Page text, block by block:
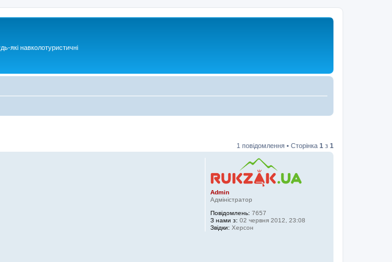
які навколотуристичні
1 повідомлення • Сторінка 1 з 1
Admin
Адміністратор
Повідомлень: 7657
З нами з: 02 червня 2012, 23:08
Звідки: Херсон